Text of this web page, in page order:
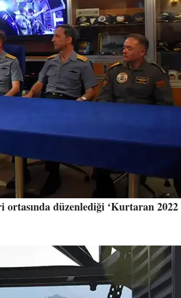
ortasında düzenlediği ‘Kurtaran 2022